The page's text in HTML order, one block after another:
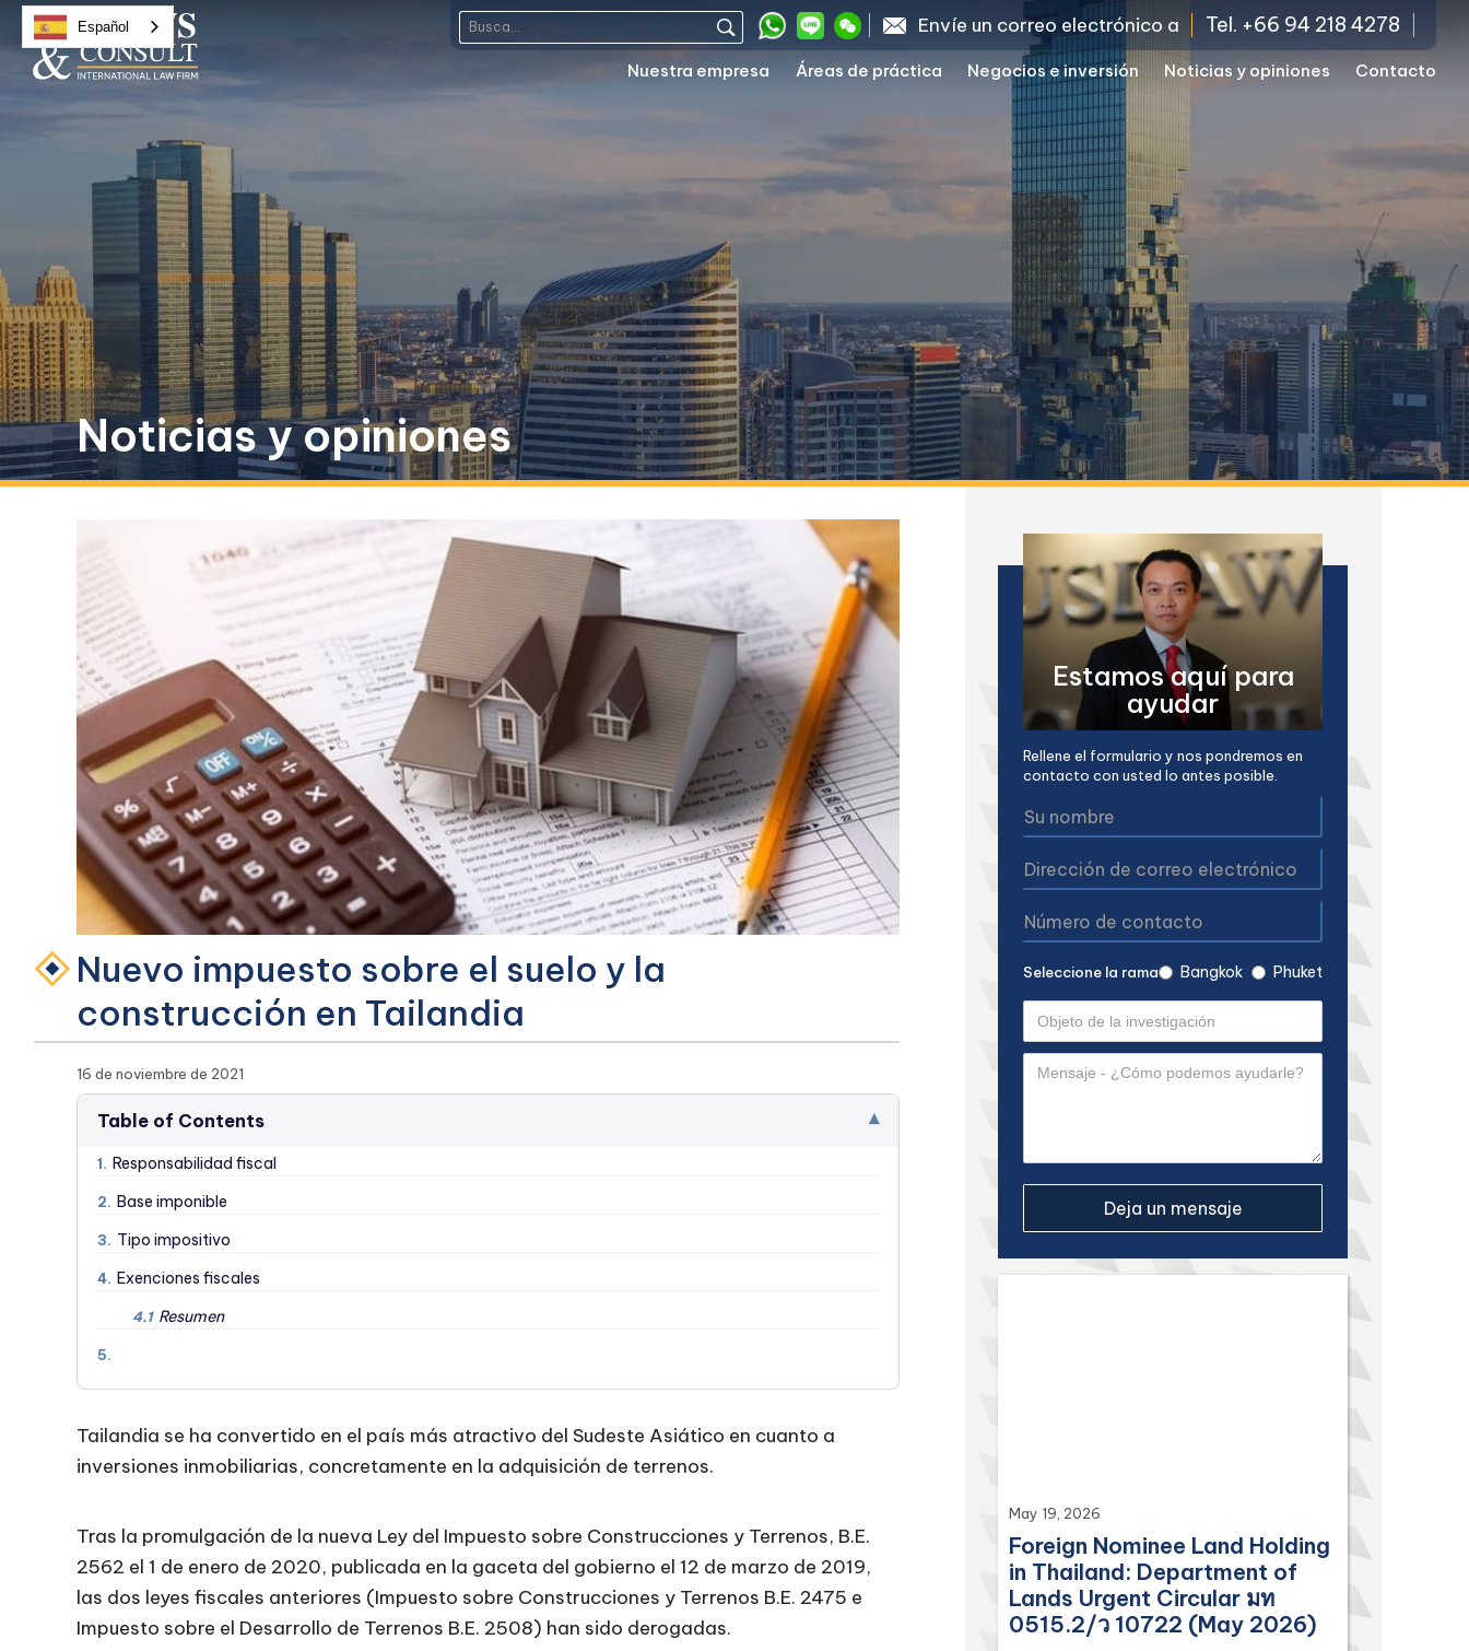
Envíe un correo electrónico a Tel. +66 94 218 4278
Nuestra empresa Áreas de práctica Negocios e inversión Noticias y opiniones Contacto
Noticias y opiniones
Nuevo impuesto sobre el suelo y la
construcción en Tailandia
16 de noviembre de 2021
Table of Contents ▾
1. Responsabilidad fiscal
2. Base imponible
3. Tipo impositivo
4. Exenciones fiscales
4.1 Resumen
5.
Tailandia se ha convertido en el país más atractivo del Sudeste Asiático en cuanto a
inversiones inmobiliarias, concretamente en la adquisición de terrenos.
Tras la promulgación de la nueva Ley del Impuesto sobre Construcciones y Terrenos, B.E.
2562 el 1 de enero de 2020, publicada en la gaceta del gobierno el 12 de marzo de 2019,
las dos leyes fiscales anteriores (Impuesto sobre Construcciones y Terrenos B.E. 2475 e
Impuesto sobre el Desarrollo de Terrenos B.E. 2508) han sido derogadas.
Estamos aquí para
ayudar
Rellene el formulario y nos pondremos en
contacto con usted lo antes posible.
Seleccione la rama Bangkok Phuket
May 19, 2026
Foreign Nominee Land Holding
in Thailand: Department of
Lands Urgent Circular มท
0515.2/ว 10722 (May 2026)
Español